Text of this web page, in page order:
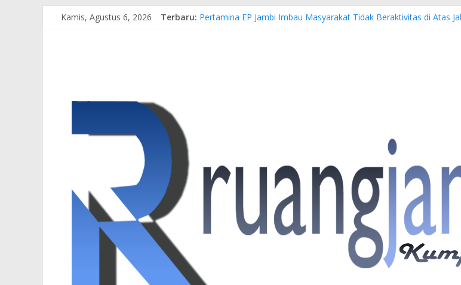
Kamis, Agustus 6, 2026 Terbaru: Pertamina EP Jambi Imbau Masyarakat Tidak Beraktivitas di Atas